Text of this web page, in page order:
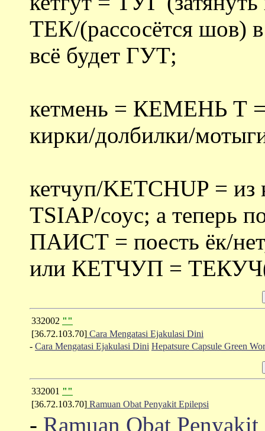
ТЕК/(рассосётся шов)
всё будет ГУТ;
кетмень = КЕМЕНЬ Т
кирки/долбилки/
кетчуп/KETCHUP = из
TSIAP/соус; а теперь
ПАИСТ = поесть ёк/
или КЕТЧУП =
332002 ""
[36.72.103.70] Cara Mengatasi Ejakulasi Dini
- Cara Mengatasi Ejakulasi Dini Hepatsure Capsule Green
332001 ""
[36.72.103.70] Ramuan Obat Penyakit Epilepsi
- Ramuan Obat